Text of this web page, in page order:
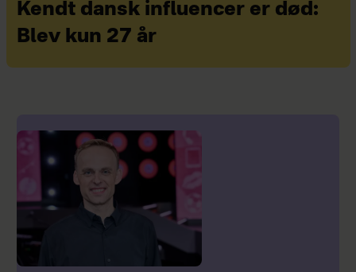
Kendt dansk influencer er død:
Blev kun 27 år